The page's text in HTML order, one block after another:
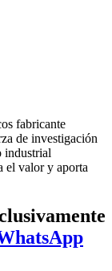
fabricante
de investigación
industrial
el valor y aporta